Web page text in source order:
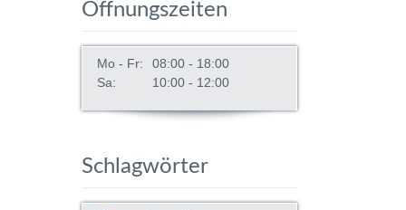
Öffnungszeiten
Mo - Fr:
08:00 - 18:00
Sa:
10:00 - 12:00
Schlagwörter